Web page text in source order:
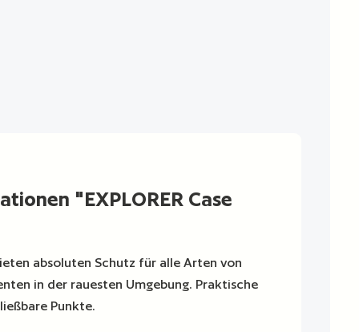
"EXPLORER Case
absoluten Schutz für alle Arten von
in der rauesten Umgebung. Praktische
Punkte.